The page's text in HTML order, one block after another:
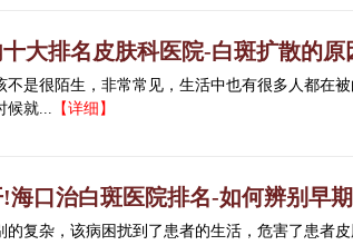
大排名皮肤科医院-白斑扩散的原
不是很陌生，非常常见，生活中也有很多人都在
候就... 【详细】
海口治白斑医院排名-如何辨别早
的复杂，该病困扰到了患者的生活，危害了患者